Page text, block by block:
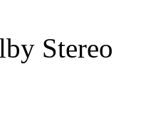
Stereo